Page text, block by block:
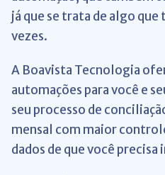
já que se trata de algo
vezes.
A Boavista Tecnologia
automações para você e
seu processo de
mensal com maior
dados de que você